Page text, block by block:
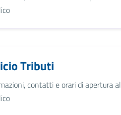
Tributi
contatti e orari di apertura al